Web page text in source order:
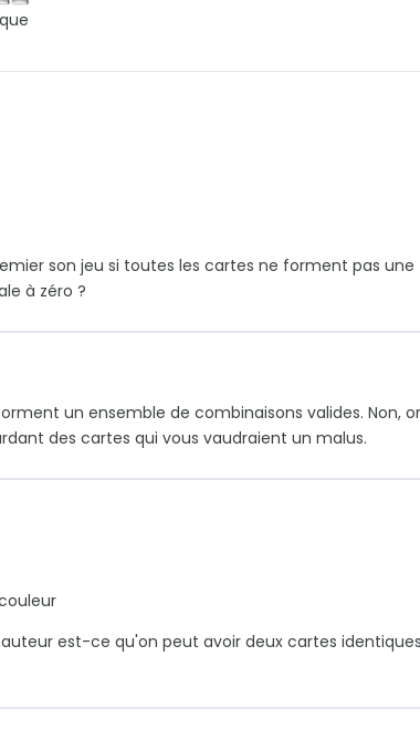
son jeu si toutes les cartes ne forment pas une
à zéro ?
un ensemble de combinaisons valides. Non,
des cartes qui vous vaudraient un malus.
est-ce qu'on peut avoir deux cartes identiques